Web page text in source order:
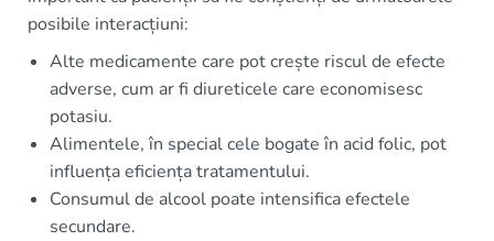
posibile interacțiuni:
Alte medicamente care pot crește riscul de efecte
adverse, cum ar fi diureticele care economisesc
potasiu.
Alimentele, în special cele bogate în acid folic, pot
influența eficiența tratamentului.
Consumul de alcool poate intensifica efectele
secundare.